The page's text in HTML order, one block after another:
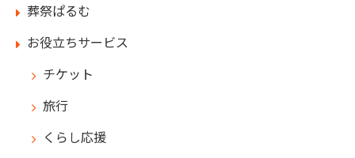
葬祭ぱるむ
お役立ちサービス
チケット
旅行
くらし応援